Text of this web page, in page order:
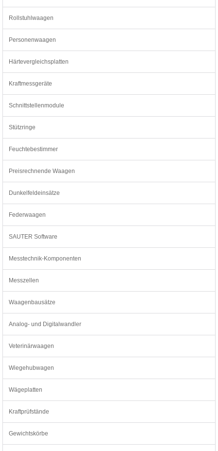
Rollstuhlwaagen
Personenwaagen
Härtevergleichsplatten
Kraftmessgeräte
Schnittstellenmodule
Stützringe
Feuchtebestimmer
Preisrechnende Waagen
Dunkelfeldeinsätze
Federwaagen
SAUTER Software
Messtechnik-Komponenten
Messzellen
Waagenbausätze
Analog- und Digitalwandler
Veterinärwaagen
Wiegehubwagen
Wägeplatten
Kraftprüfstände
Gewichtskörbe